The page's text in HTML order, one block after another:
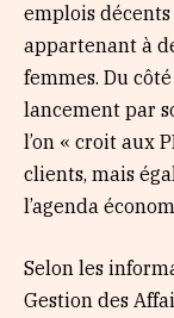
emplois
appartenant à
femmes. Du
lancement par
l’on « croit aux
clients, mais
l’agenda
Selon les
Gestion des